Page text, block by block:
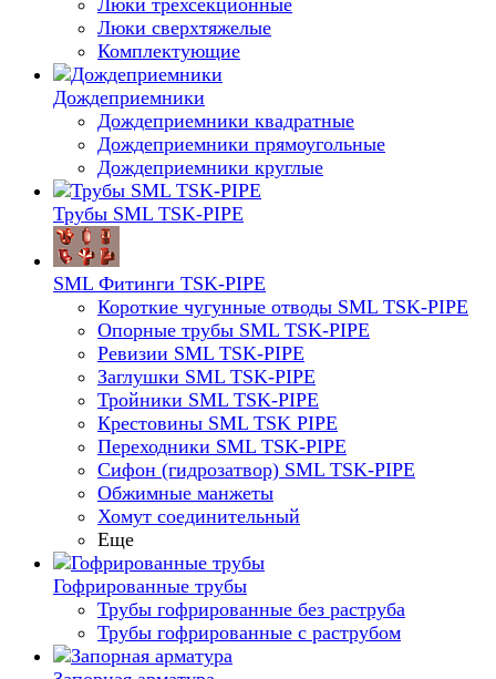
Люки трехсекционные
Люки сверхтяжелые
Комплектующие
Дождеприемники
Дождеприемники квадратные
Дождеприемники прямоугольные
Дождеприемники круглые
Трубы SML TSK-PIPE
SML Фитинги TSK-PIPE
Короткие чугунные отводы SML TSK-PIPE
Опорные трубы SML TSK-PIPE
Ревизии SML TSK-PIPE
Заглушки SML TSK-PIPE
Тройники SML TSK-PIPE
Крестовины SML TSK PIPE
Переходники SML TSK-PIPE
Сифон (гидрозатвор) SML TSK-PIPE
Обжимные манжеты
Хомут соединительный
Еще
Гофрированные трубы
Трубы гофрированные без раструба
Трубы гофрированные с раструбом